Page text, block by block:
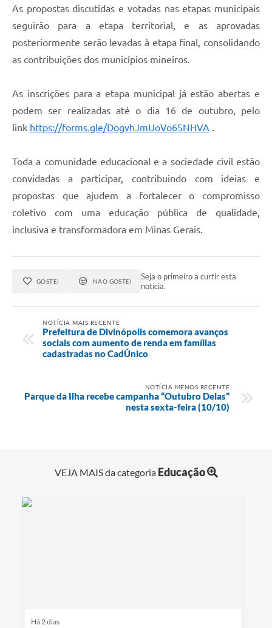
As propostas discutidas e votadas nas etapas municipais
seguirão para a etapa territorial, e as aprovadas
posteriormente serão levadas à etapa final, consolidando
as contribuições dos municípios mineiros.
As inscrições para a etapa municipal já estão abertas e
podem ser realizadas até o dia 16 de outubro, pelo
link https://forms.gle/DogvhJmUoVo6SNHVA .
Toda a comunidade educacional e a sociedade civil estão
convidadas a participar, contribuindo com ideias e
propostas que ajudem a fortalecer o compromisso
coletivo com uma educação pública de qualidade,
inclusiva e transformadora em Minas Gerais.
GOSTEI NÃO GOSTEI
Seja o primeiro a curtir esta
notícia.
NOTÍCIA MAIS RECENTE
Prefeitura de Divinópolis comemora avanços
sociais com aumento de renda em famílias
cadastradas no CadÚnico
NOTÍCIA MENOS RECENTE
Parque da Ilha recebe campanha “Outubro Delas”
nesta sexta-feira (10/10)
VEJA MAIS da categoria Educação
Há 2 dias